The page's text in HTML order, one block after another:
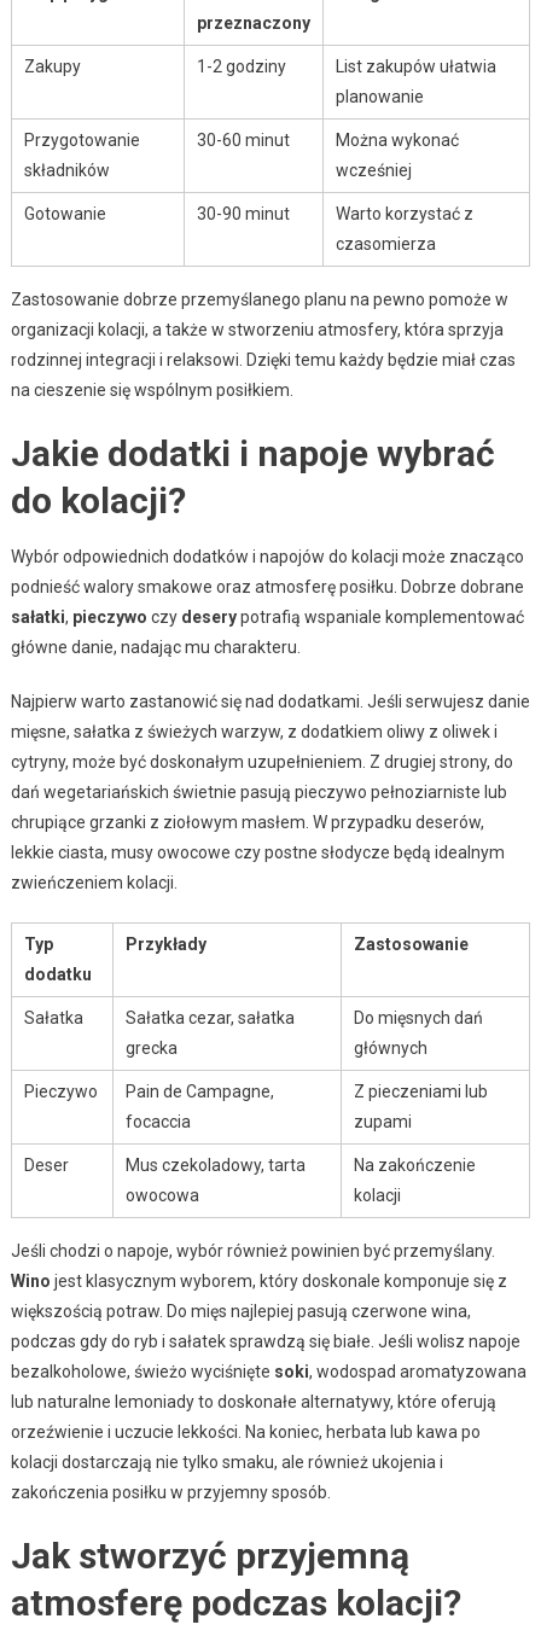
przeznaczony
Zakupy 1-2 godziny
List zakupów ułatwia
planowanie
Przygotowanie
składników
30-60 minut
Można wykonać
wcześniej
Gotowanie 30-90 minut
Warto korzystać z
czasomierza
Zastosowanie dobrze przemyślanego planu na pewno pomoże w
organizacji kolacji, a także w stworzeniu atmosfery, która sprzyja
rodzinnej integracji i relaksowi. Dzięki temu każdy będzie miał czas
na cieszenie się wspólnym posiłkiem.
Jakie dodatki i napoje wybrać
do kolacji?
Wybór odpowiednich dodatków i napojów do kolacji może znacząco
podnieść walory smakowe oraz atmosferę posiłku. Dobrze dobrane
sałatki, pieczywo czy deserypotrafią wspaniale komplementować
główne danie, nadając mu charakteru.
Najpierw warto zastanowić się nad dodatkami. Jeśli serwujesz danie
mięsne, sałatka z świeżych warzyw, z dodatkiem oliwy z oliwek i
cytryny, może być doskonałym uzupełnieniem. Z drugiej strony, do
dań wegetariańskich świetnie pasują pieczywo pełnoziarniste lub
chrupiące grzanki z ziołowym masłem. W przypadku deserów,
lekkie ciasta, musy owocowe czy postne słodycze będą idealnym
zwieńczeniem kolacji.
Typ
dodatku
Przykłady Zastosowanie
Sałatka
Sałatka cezar, sałatka
grecka
Do mięsnych dań
głównych
Pieczywo
Pain de Campagne,
focaccia
Z pieczeniami lub
zupami
Deser
Mus czekoladowy, tarta
owocowa
Na zakończenie
kolacji
Jeśli chodzi o napoje, wybór również powinien być przemyślany.
Wino jest klasycznym wyborem, który doskonale komponuje się z
większością potraw. Do mięs najlepiej pasują czerwone wina,
podczas gdy do ryb i sałatek sprawdzą się białe. Jeśli wolisz napoje
bezalkoholowe, świeżo wyciśnięte soki, wodospad aromatyzowana
lub naturalne lemoniady to doskonałe alternatywy, które oferują
orzeźwienie i uczucie lekkości. Na koniec, herbata lub kawa po
kolacji dostarczają nie tylko smaku, ale również ukojenia i
zakończenia posiłku w przyjemny sposób.
Jak stworzyć przyjemną
atmosferę podczas kolacji?